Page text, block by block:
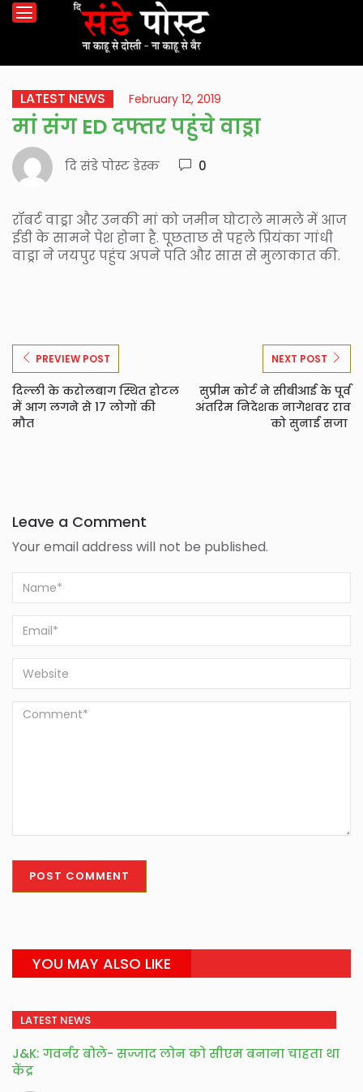
LATEST NEWS February 12, 2019
मां संग ED दफ्तर पहुंचे वाड्रा
दि संडे पोस्ट डेस्क 0
रॉबर्ट वाड्रा और उनकी मां को जमीन घोटाले मामले में आज
ईडी के सामने पेश होना है. पूछताछ से पहले प्रियंका गांधी
वाड्रा ने जयपुर पहुंच अपने पति और सास से मुलाकात की.
PREVIEW POST
दिल्ली के करोलबाग स्थित होटल
में आग लगने से 17 लोगों की
मौत
NEXT POST
सुप्रीम कोर्ट ने सीबीआई के पूर्व
अंतरिम निदेशक नागेशवर राव
को सुनाई सजा
Leave a Comment
Your email address will not be published.
YOU MAY ALSO LIKE
LATEST NEWS
J&K: गवर्नर बोले- सज्जाद लोन को सीएम बनाना चाहता था
केंद्र